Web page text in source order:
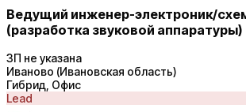
Ведущий инженер-электроник/
(разработка звуковой аппаратуры)
ЗП не указана
Иваново (Ивановская область)
Гибрид, Офис
Lead